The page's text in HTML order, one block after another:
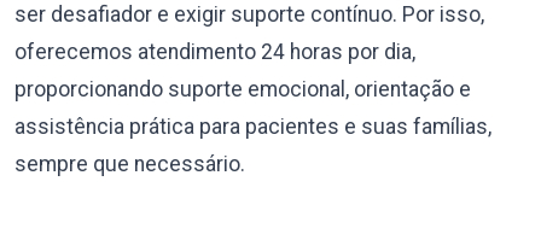
ser desafiador e exigir suporte contínuo. Por isso,
oferecemos atendimento 24 horas por dia,
proporcionando suporte emocional, orientação e
assistência prática para pacientes e suas famílias,
sempre que necessário.